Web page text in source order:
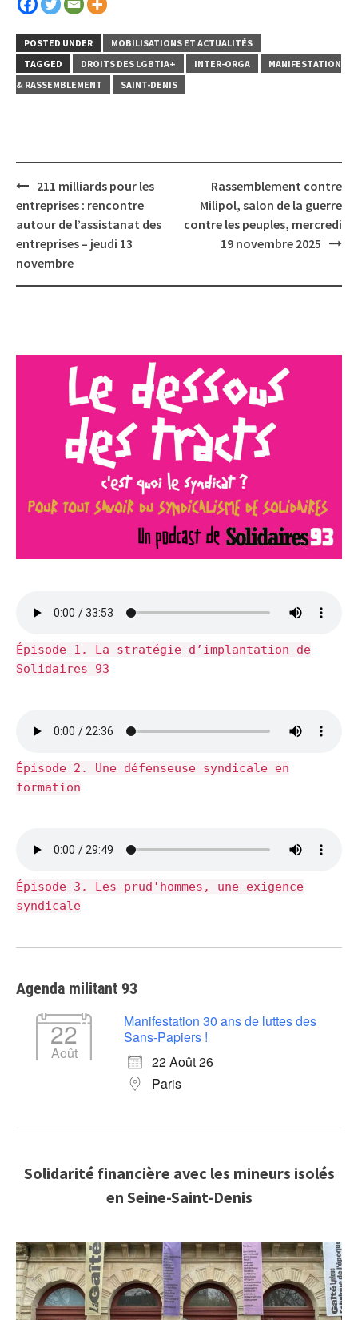
POSTED UNDER
MOBILISATIONS ET ACTUALITÉS
TAGGED
DROITS DES LGBTIA+ INTER-ORGA
MANIFESTATION
& RASSEMBLEMENT
SAINT-DENIS
Post
navigation
211 milliards pour les
entreprises : rencontre
autour de l’assistanat des
entreprises – jeudi 13
novembre
Rassemblement contre
Milipol, salon de la guerre
contre les peuples, mercredi
19 novembre 2025
Épisode 1. La stratégie d’implantation de
Solidaires 93
Épisode 2. Une défenseuse syndicale en
formation
Épisode 3. Les prud'hommes, une exigence
syndicale
Agenda militant 93
22
Août
Manifestation 30 ans de luttes des
Sans-Papiers !
22 Août 26
Paris
Solidarité financière avec les mineurs isolés
en Seine-Saint-Denis